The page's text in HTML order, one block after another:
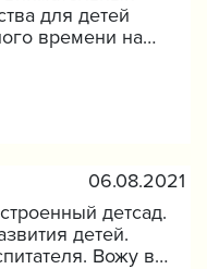
и
для детей
времени на
06.08.2021
детсад.
детей.
Вожу в